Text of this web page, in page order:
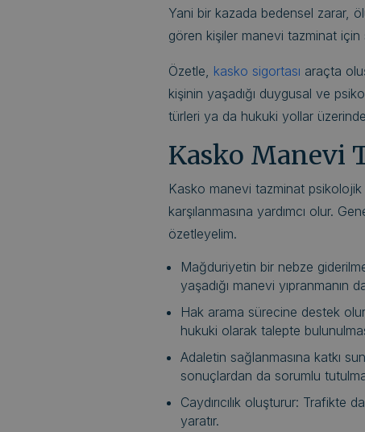
Yani bir kazada bedensel zarar,
gören kişiler manevi tazminat
Özetle, kasko sigortası araçta
kişinin yaşadığı duygusal ve
türleri ya da hukuki yollar
Kasko Manevi
Kasko manevi tazminat psikolojik
karşılanmasına yardımcı olur.
özetleyelim.
Mağduriyetin bir nebze
yaşadığı manevi yıpranmanın
Hak arama sürecine destek
hukuki olarak talepte
Adaletin sağlanmasına katkı
sonuçlardan da sorumlu
Caydırıcılık oluşturur: Trafikte
yaratır.